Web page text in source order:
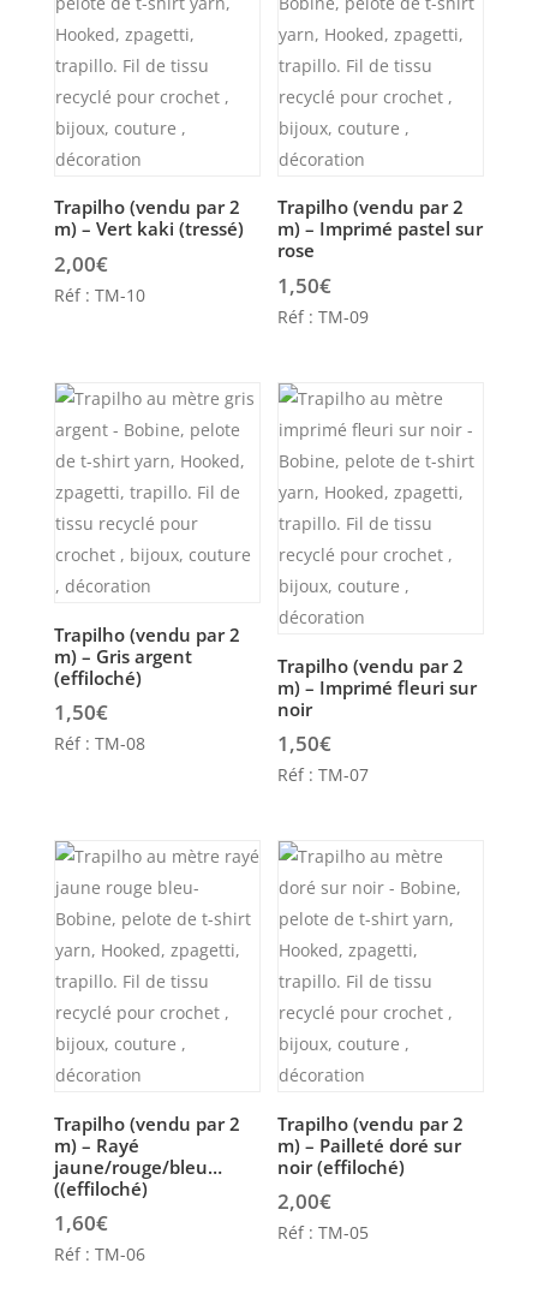
Trapilho (vendu par 2
m) – Vert kaki (tressé)
2,00€
Réf : TM-10
Trapilho (vendu par 2
m) – Imprimé pastel sur
rose
1,50€
Réf : TM-09
Trapilho (vendu par 2
m) – Gris argent
(effiloché)
1,50€
Réf : TM-08
Trapilho (vendu par 2
m) – Imprimé fleuri sur
noir
1,50€
Réf : TM-07
Trapilho (vendu par 2
m) – Rayé
jaune/rouge/bleu…
((effiloché)
1,60€
Réf : TM-06
Trapilho (vendu par 2
m) – Pailleté doré sur
noir (effiloché)
2,00€
Réf : TM-05